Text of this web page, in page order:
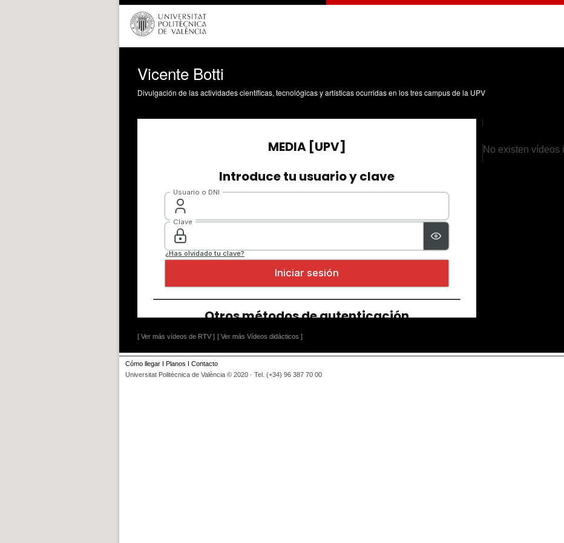
Vicente Botti
Divulgación de las actividades científicas, tecnológicas y artísticas ocurridas en los tres campus de la UPV
[ Ver más vídeos de RTV ] [ Ver más Vídeos didácticos ]
No existen vídeos
Cómo llegar I Planos I Contacto
Universitat Politècnica de València © 2020 · Tel. (+34) 96 387 70 00